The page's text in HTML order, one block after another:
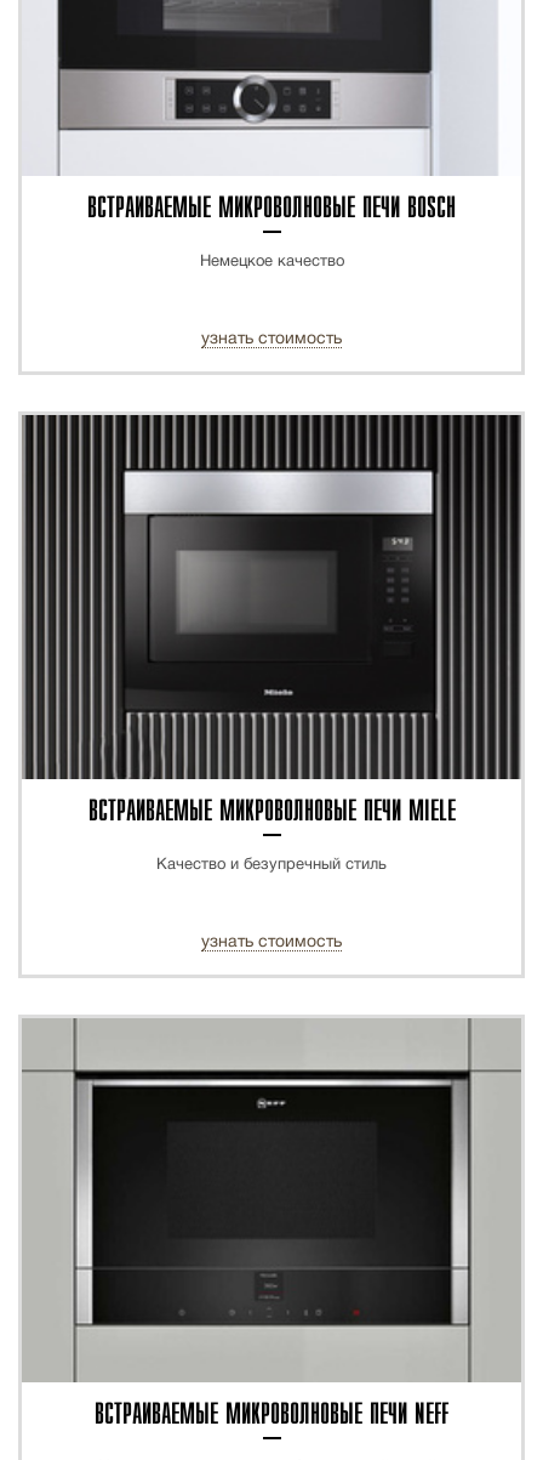
ВСТРАИВАЕМЫЕ МИКРОВОЛНОВЫЕ ПЕЧИ BOSCH
Немецкое качество
узнать стоимость
ВСТРАИВАЕМЫЕ МИКРОВОЛНОВЫЕ ПЕЧИ MIELE
Качество и безупречный стиль
узнать стоимость
ВСТРАИВАЕМЫЕ МИКРОВОЛНОВЫЕ ПЕЧИ NEFF